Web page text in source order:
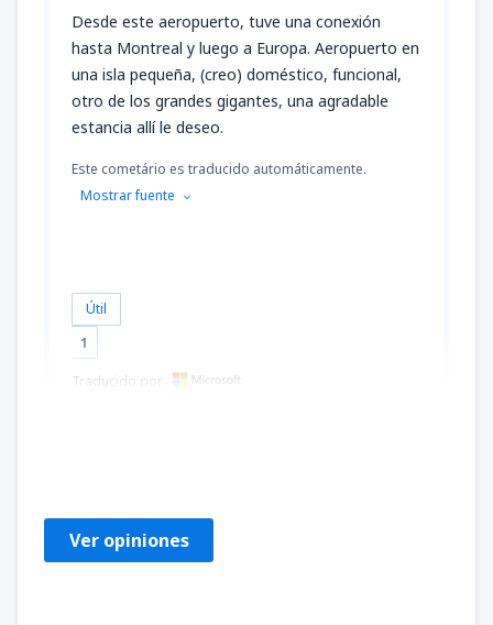
Desde este aeropuerto, tuve una conexión
hasta Montreal y luego a Europa. Aeropuerto en
una isla pequeña, (creo) doméstico, funcional,
otro de los grandes gigantes, una agradable
estancia allí le deseo.
Este cometário es traducido automáticamente.
Mostrar fuente
Útil
1
Traducido por
Ver opiniones